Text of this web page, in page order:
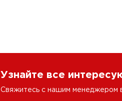
Узнайте все
Свяжитесь с нашим менеджером